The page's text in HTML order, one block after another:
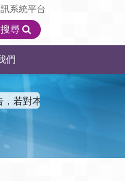
系統平台
尋
們
若對本會認證機構資訊